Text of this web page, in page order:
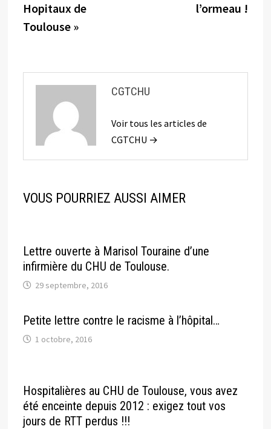
Hopitaux de
Toulouse »
l’ormeau !
CGTCHU
Voir tous les articles de
CGTCHU →
VOUS POURRIEZ AUSSI AIMER
Lettre ouverte à Marisol Touraine d’une
infirmière du CHU de Toulouse.
29 septembre, 2016
Petite lettre contre le racisme à l’hôpital…
1 octobre, 2016
Hospitalières au CHU de Toulouse, vous avez
été enceinte depuis 2012 : exigez tout vos
jours de RTT perdus !!!